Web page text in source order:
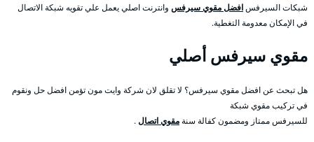
شبكات السيرفسافضل مقوي سيرفس وانترنت اصلي يعمل علي تقويه شبكة الاتصال
في الإمكان معدومة التغطية.
مقوي سيرفس أصلي
هل تبحث عن افضل مقوي سيرفس؟ لا تقلق لان شركة وايت مون تؤمن افضل حل ونقوم
في تركيب مقوي شبكة
للسيرفس ممتاز ومضمون كفالة سنةمقوي اتصال.